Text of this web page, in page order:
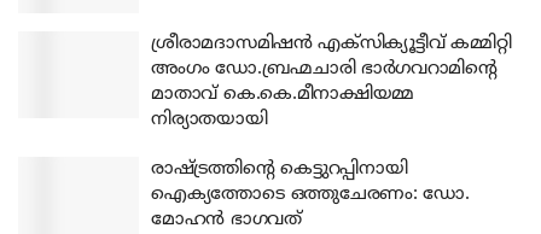
ശ്രീരാമദാസമിഷന്‍ എക്‌സിക്യൂട്ടീവ് കമ്മിറ്റി
അംഗം ഡോ.ബ്രഹ്മചാരി ഭാര്‍ഗവറാമിന്റെ
മാതാവ് കെ.കെ.മീനാക്ഷിയമ്മ
നിര്യാതയായി
രാഷ്ട്രത്തിന്റെ കെട്ടുറപ്പിനായി
ഐക്യത്തോടെ ഒത്തുചേരണം: ഡോ.
മോഹന്‍ ഭാഗവത്